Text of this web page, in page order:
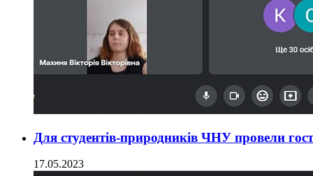
Для студентів-природників ЧНУ провели
17.05.2023